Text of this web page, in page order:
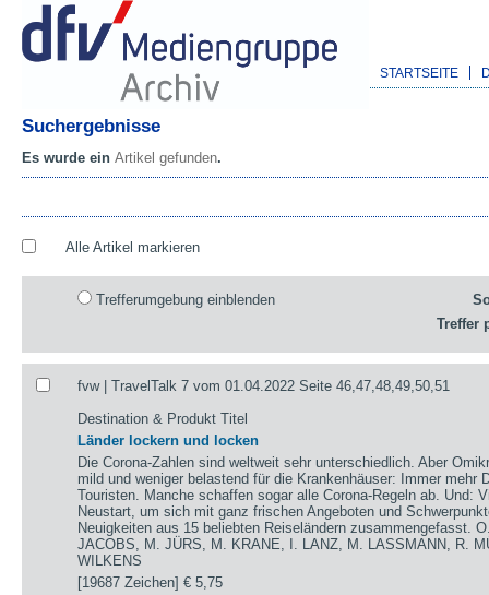
STARTSEITE
Suchergebnisse
Es wurde ein Artikel gefunden.
Alle Artikel markieren
Trefferumgebung einblenden
Treffer
fvw | TravelTalk 7 vom 01.04.2022 Seite 46,47,48,49,50,51
Destination & Produkt Titel
Länder lockern und locken
Die Corona-Zahlen sind weltweit sehr unterschiedlich. Aber
mild und weniger belastend für die Krankenhäuser: Immer mehr
Touristen. Manche schaffen sogar alle Corona-Regeln ab. Und:
Neustart, um sich mit ganz frischen Angeboten und
Neuigkeiten aus 15 beliebten Reiseländern zusammengefasst.
JACOBS, M. JÜRS, M. KRANE, I. LANZ, M. LASSMANN, R.
WILKENS
[19687 Zeichen]€ 5,75